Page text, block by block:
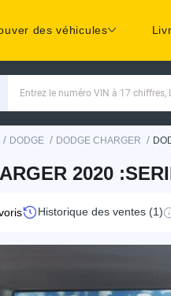
des véhicules
Entrez le numéro VIN à 17 chiffres,
/ DODGE / DODGE CHARGER /
2020
Historique des ventes (1)